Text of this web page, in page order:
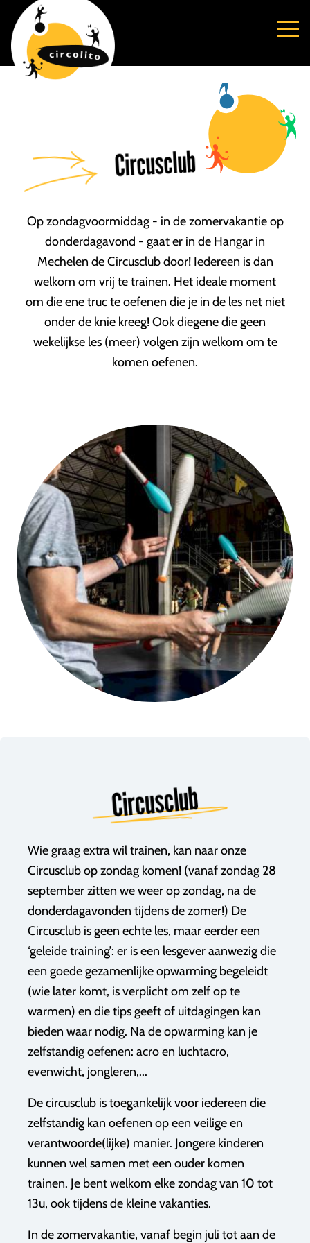
Circusclub
Op zondagvoormiddag - in de zomervakantie op
donderdagavond - gaat er in de Hangar in
Mechelen de Circusclub door! Iedereen is dan
welkom om vrij te trainen. Het ideale moment
om die ene truc te oefenen die je in de les net niet
onder de knie kreeg! Ook diegene die geen
wekelijkse les (meer) volgen zijn welkom om te
komen oefenen.
Circusclub
Wie graag extra wil trainen, kan naar onze
Circusclub op zondag komen! (vanaf zondag 28
september zitten we weer op zondag, na de
donderdagavonden tijdens de zomer!) De
Circusclub is geen echte les, maar eerder een
‘geleide training’: er is een lesgever aanwezig die
een goede gezamenlijke opwarming begeleidt
(wie later komt, is verplicht om zelf op te
warmen) en die tips geeft of uitdagingen kan
bieden waar nodig. Na de opwarming kan je
zelfstandig oefenen: acro en luchtacro,
evenwicht, jongleren,...
De circusclub is toegankelijk voor iedereen die
zelfstandig kan oefenen op een veilige en
verantwoorde(lijke) manier. Jongere kinderen
kunnen wel samen met een ouder komen
trainen. Je bent welkom elke zondag van 10 tot
13u, ook tijdens de kleine vakanties.
In de zomervakantie, vanaf begin juli tot aan de